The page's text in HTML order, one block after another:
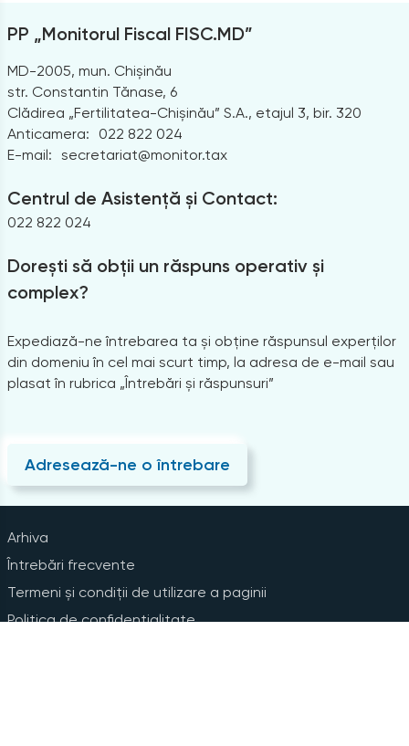
PP „Monitorul Fiscal FISC.MD”
MD-2005, mun. Chișinău
str. Constantin Tănase, 6
Clădirea „Fertilitatea-Chișinău” S.A., etajul 3, bir. 320
Anticamera:
022 822 024
E-mail: secretariat@monitor.tax
Centrul de Asistență și Contact:
022 822 024
Dorești să obții un răspuns operativ și
complex?
Expediază-ne întrebarea ta și obține răspunsul experților
din domeniu în cel mai scurt timp, la adresa de e-mail sau
plasat în rubrica „Întrebări și răspunsuri”
Adresează-ne o întrebare
Arhiva
Întrebări frecvente
Termeni și condiții de utilizare a paginii
Politica de confidențialitate